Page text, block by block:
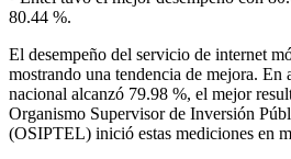
80.44 %.
El desempeño del servicio de internet
mostrando una tendencia de mejora.
nacional alcanzó 79.98 %, el mejor
Organismo Supervisor de Inversión
(OSIPTEL) inició estas mediciones en